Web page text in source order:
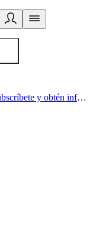
Acá comienza un estilo de vida saludable. Subscríbete y obtén información de primera mano